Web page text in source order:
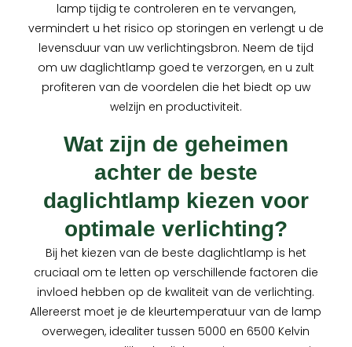
lamp tijdig te controleren en te vervangen,
vermindert u het risico op storingen en verlengt u de
levensduur van uw verlichtingsbron. Neem de tijd
om uw daglichtlamp goed te verzorgen, en u zult
profiteren van de voordelen die het biedt op uw
welzijn en productiviteit.
Wat zijn de geheimen
achter de beste
daglichtlamp kiezen voor
optimale verlichting?
Bij het kiezen van de beste daglichtlamp is het
cruciaal om te letten op verschillende factoren die
invloed hebben op de kwaliteit van de verlichting.
Allereerst moet je de kleurtemperatuur van de lamp
overwegen, idealiter tussen 5000 en 6500 Kelvin